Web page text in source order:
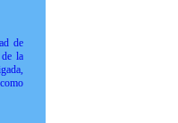
de
la